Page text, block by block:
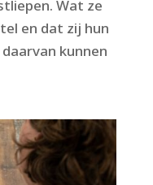
Wat ze
en dat zij hun
kunnen